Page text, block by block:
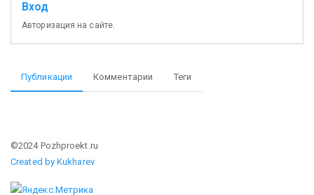
Вход
Авторизация на сайте.
Публикации Комментарии Теги
©2024 Pozhproekt.ru
Created by Kukharev